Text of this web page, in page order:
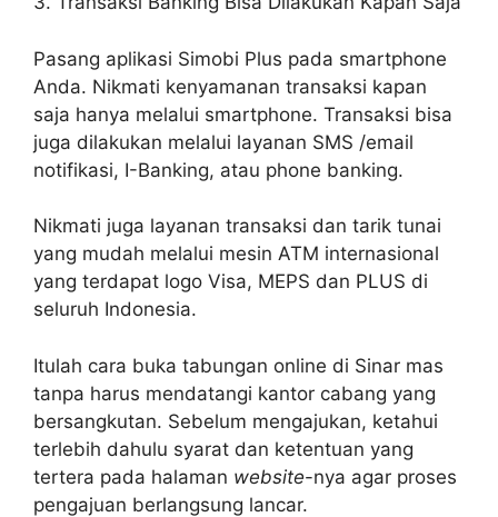
Pasang aplikasi Simobi Plus pada smartphone
Anda. Nikmati kenyamanan transaksi kapan
saja hanya melalui smartphone. Transaksi bisa
juga dilakukan melalui layanan SMS /email
notifikasi, I-Banking, atau phone banking.
Nikmati juga layanan transaksi dan tarik tunai
yang mudah melalui mesin ATM internasional
yang terdapat logo Visa, MEPS dan PLUS di
seluruh Indonesia.
Itulah cara buka tabungan online di Sinar mas
tanpa harus mendatangi kantor cabang yang
bersangkutan. Sebelum mengajukan, ketahui
terlebih dahulu syarat dan ketentuan yang
tertera pada halaman website-nya agar proses
pengajuan berlangsung lancar.